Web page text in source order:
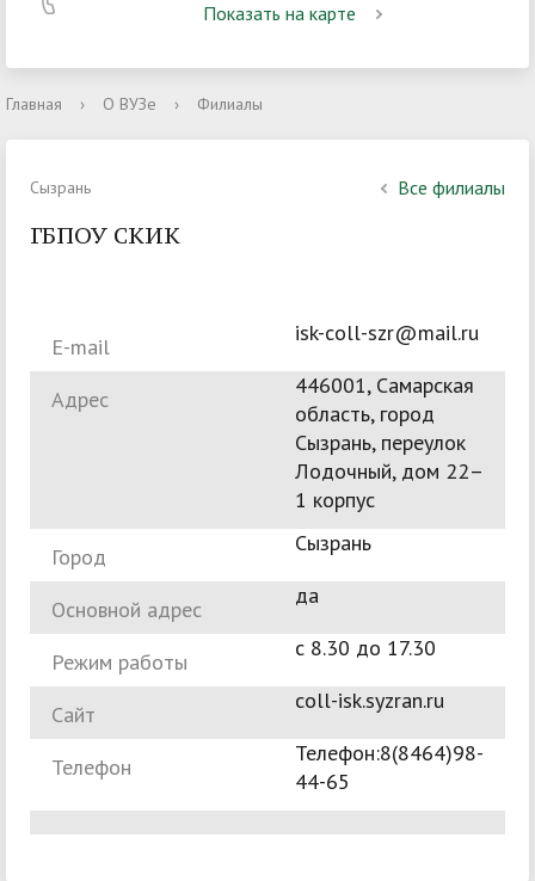
Показать на карте
Главная › О ВУЗе › Филиалы
Сызрань Все филиалы
ГБПОУ СКИК
E-mail
isk-coll-szr@mail.ru
Адрес
446001, Самарская
область, город
Сызрань, переулок
Лодочный, дом 22–
1 корпус
Город
Сызрань
Основной адрес
да
Режим работы
с 8.30 до 17.30
Сайт
coll-isk.syzran.ru
Телефон
Телефон:8(8464)98-
44-65